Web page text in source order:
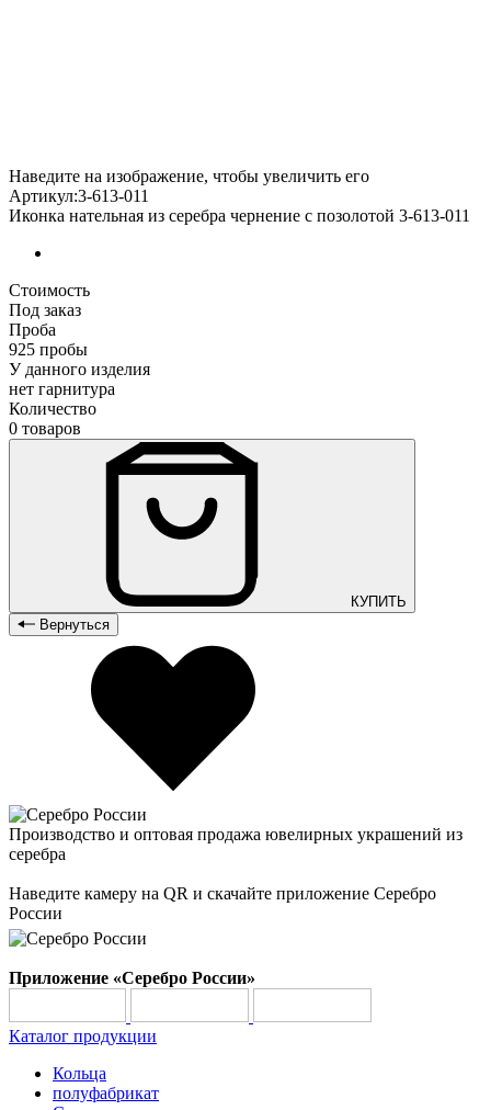
Наведите на изображение, чтобы увеличить его
Артикул:3-613-011
Иконка нательная из серебра чернение с позолотой 3-613-011
Стоимость
Под заказ
Проба
925 пробы
У данного изделия
нет гарнитура
Количество
0 товаров
КУПИТЬ
Вернуться
Производство и оптовая продажа ювелирных украшений из
серебра
Наведите камеру на QR и скачайте приложение Серебро
России
Приложение «Серебро России»
Каталог продукции
Кольца
полуфабрикат